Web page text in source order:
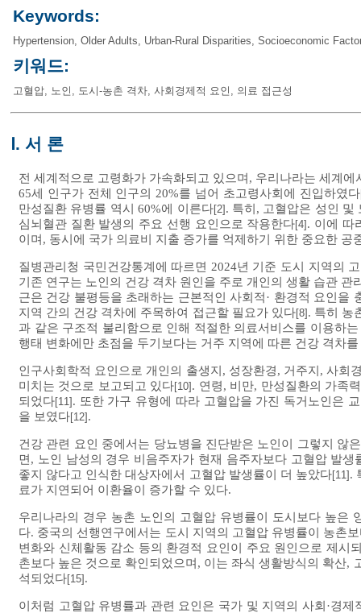
Keywords:
Hypertension, Older Adults, Urban-Rural Disparities, Socioeconomic
키워드:
고혈압, 노인 , 도시-농촌 격차, 사회경제적 요인 , 의료 접근성
Ⅰ. 서 론
전 세계적으로 고령화가 가속화되고 있으며, 우리나라는 세계
65세 인구가 전체 인구의 20%를 넘어 초고령사회에 진입하였다
만성질환 유병률 역시 60%에 이른다[2] . 특히, 고혈압은 성인 및
심뇌혈관 질환 발생의 주요 선행 요인으로 작용한다[4] . 이에 따
이며, 동시에 국가 의료비 지출 증가를 억제하기 위한 중요한 공
질병관리청 국민건강통계에 따르면 2024년 기준 도시 지역의
기존 연구는 노인의 건강 격차 원인을 주로 개인의 생활 습관 관
근은 건강 불평등을 초래하는 근본적인 사회적· 환경적 요인
지역 간의 건강 격차에 주목하여 접근할 필요가 있다[8] . 특히 농
과 같은 구조적 불리함으로 인해 적절한 의료서비스를 이용하
행태 변화에만 초점을 두기보다는 거주 지역에 따른 건강 격차
인구사회학적 요인으로 개인의 출생지, 성장환경, 거주지, 사
미치는 것으로 보고되고 있다[10] . 연령, 비만, 만성질환의 가족
되었다[11] . 또한 가구 유형에 따라 고혈압을 가진 독거노인은
을 보였다[12] .
건강 관련 요인 중에서는 당뇨병을 진단받은 노인이 그렇지 않
면, 노인 남성의 경우 비음주자가 현재 음주자보다 고혈압 발
좋지 않다고 인식한 대상자에서 고혈압 발생률이 더 높았다[11] .
료가 지연되어 이환율이 증가할 수 있다.
우리나라의 경우 농촌 노인의 고혈압 유병률이 도시보다 높은
다. 중국의 선행연구에서는 도시 지역의 고혈압 유병률이 농촌
변화와 신체활동 감소 등의 환경적 요인이 주요 원인으로 제시
촌보다 높은 것으로 확인되었으며, 이는 좌식 생활방식의 확산,
석되었다[15] .
이처럼 고혈압 유병률과 관련 요인은 국가 및 지역의 사회·경